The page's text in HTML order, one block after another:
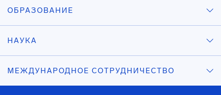
ОБРАЗОВАНИЕ
НАУКА
МЕЖДУНАРОДНОЕ СОТРУДНИЧЕСТВО